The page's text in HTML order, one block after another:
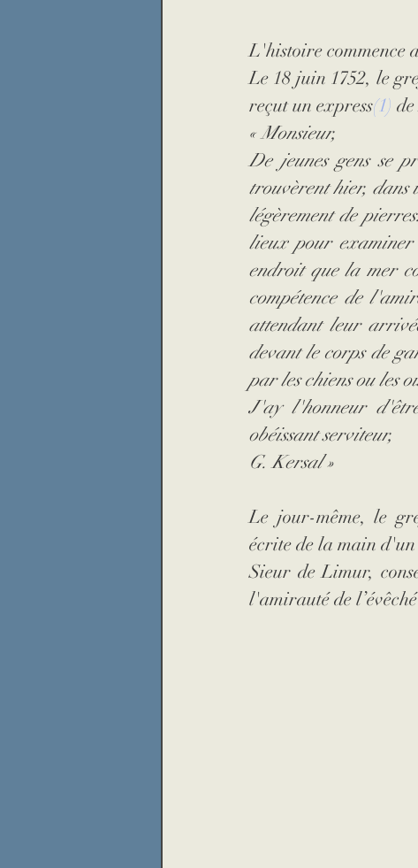
L'histoire commence
Le 18 juin 1752, le
reçut un express(1)
« Monsieur,
De jeunes gens se
trouvèrent hier, dans
légèrement de
lieux pour examiner
endroit que la mer
compétence de
attendant leur
devant le corps de
par les chiens ou les
J'ay l'honneur
obéissant serviteur,
G. Kersal »
Le jour-même, le
écrite de la main
Sieur de Limur,
l'amirauté de l’évêché